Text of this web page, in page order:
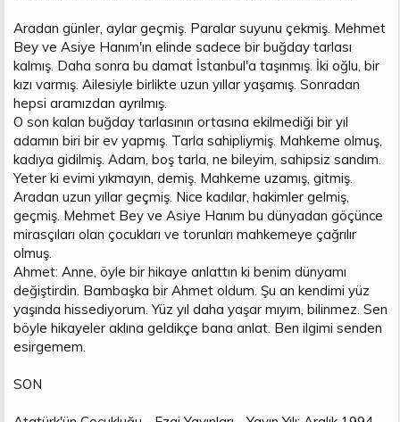
Aradan günler, aylar geçmiş. Paralar suyunu çekmiş. Mehmet
Bey ve Asiye Hanım'ın elinde sadece bir buğday tarlası
kalmış. Daha sonra bu damat İstanbul'a taşınmış. İki oğlu, bir
kızı varmış. Ailesiyle birlikte uzun yıllar yaşamış. Sonradan
hepsi aramızdan ayrılmış.
O son kalan buğday tarlasının ortasına ekilmediği bir yıl
adamın biri bir ev yapmış. Tarla sahipliymiş. Mahkeme olmuş,
kadıya gidilmiş. Adam, boş tarla, ne bileyim, sahipsiz sandım.
Yeter ki evimi yıkmayın, demiş. Mahkeme uzamış, gitmiş.
Aradan uzun yıllar geçmiş. Nice kadılar, hakimler gelmiş,
geçmiş. Mehmet Bey ve Asiye Hanım bu dünyadan göçünce
mirasçıları olan çocukları ve torunları mahkemeye çağrılır
olmuş.
Ahmet: Anne, öyle bir hikaye anlattın ki benim dünyamı
değiştirdin. Bambaşka bir Ahmet oldum. Şu an kendimi yüz
yaşında hissediyorum. Yüz yıl daha yaşar mıyım, bilinmez. Sen
böyle hikayeler aklına geldikçe bana anlat. Ben ilgimi senden
esirgemem.
SON